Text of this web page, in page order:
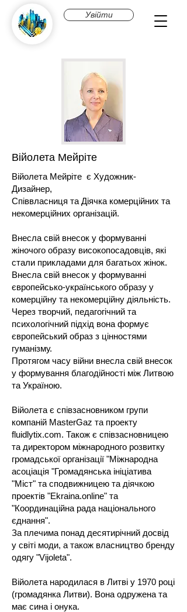
Увійти
Війолета Мейріте
Війолета Мейріте є Художник-
Дизайнер,
Співвласниця та Діячка комерційних та
некомерційних організацій.
Внесла свій внесок у формуванні
жіночого образу високопосадовців, які
стали прикладами для багатьох жінок.
Внесла свій внесок у формуванні
європейсько-українського образу у
комерційну та некомерційну діяльність.
Через творчий, педагогічний та
психологічний підхід вона формує
європейський образ з цінностями
гуманізму.
Протягом часу війни внесла свій внесок
у формування благодійності між Литвою
та Україною.
Війолета є співзасновником групи
компаній MasterGaz та проекту
fluidlytix.com. Також є співзасновницею
та директором міжнародного розвитку
громадської організації "Міжнародна
асоціація "Громадянська ініціатива
"Міст" та сподвижницею та діячкою
проектів "Ekraina.online" та
"Координаційна рада національного
єднання".
За плечима понад десятирічний досвід
у світі моди, а також власництво бренду
одягу "Vijoleta".
Війолета народилася в Литві у 1970 році
(громадянка Литви). Вона одружена та
має сина і онука.